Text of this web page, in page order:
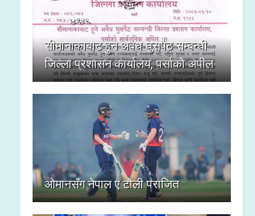
सीमानाकाबाट हुने अवैध घुसपैठ सम्बन्धी
जिल्ला प्रशासन कार्यालय, पर्साको अपील
ओमानसँग नेपाल ए टोली पराजित